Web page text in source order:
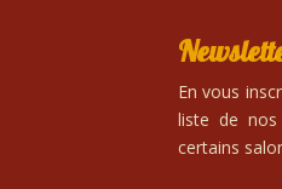
En vous
liste de
certains